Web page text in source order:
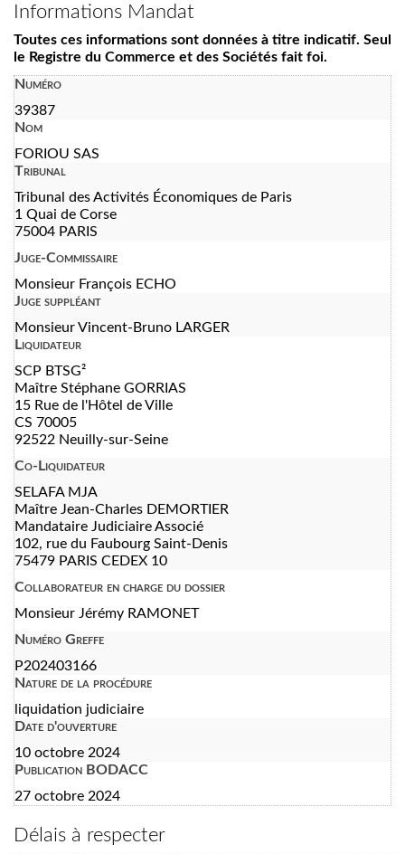
Informations Mandat
Toutes ces informations sont données à titre indicatif. Seul
le Registre du Commerce et des Sociétés fait foi.
Numéro
39387
Nom
FORIOU SAS
Tribunal
Tribunal des Activités Économiques de Paris
1 Quai de Corse
75004 PARIS
Juge-Commissaire
Monsieur François ECHO
Juge suppléant
Monsieur Vincent-Bruno LARGER
Liquidateur
SCP BTSG²
Maître Stéphane GORRIAS
15 Rue de l'Hôtel de Ville
CS 70005
92522 Neuilly-sur-Seine
Co-Liquidateur
SELAFA MJA
Maître Jean-Charles DEMORTIER
Mandataire Judiciaire Associé
102, rue du Faubourg Saint-Denis
75479 PARIS CEDEX 10
Collaborateur en charge du dossier
Monsieur Jérémy RAMONET
Numéro Greffe
P202403166
Nature de la procédure
liquidation judiciaire
Date d'ouverture
10 octobre 2024
Publication BODACC
27 octobre 2024
Délais à respecter